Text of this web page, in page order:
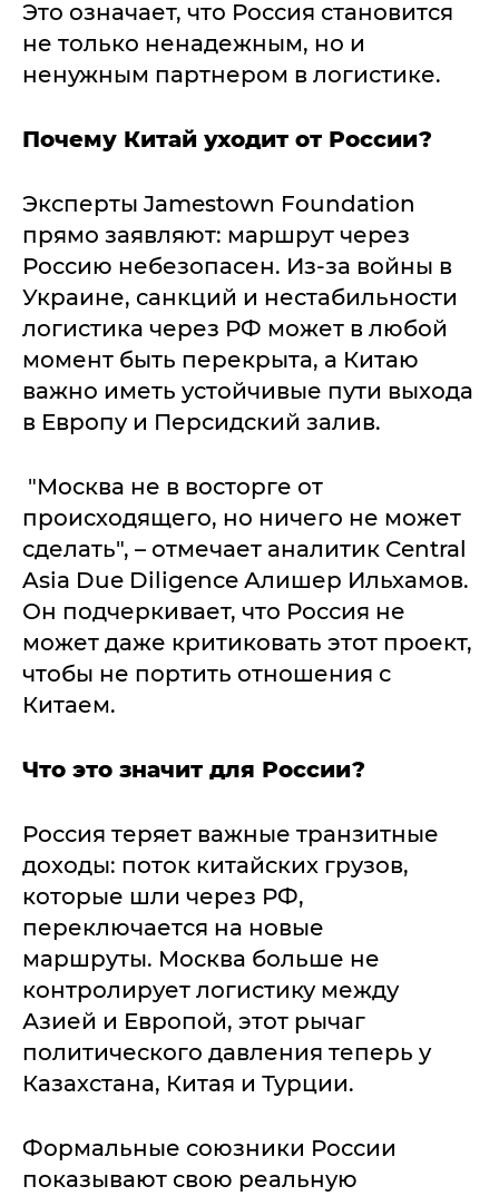
Это означает, что Россия становится
не только ненадежным, но и
ненужным партнером в логистике.
Почему Китай уходит от России?
Эксперты Jamestown Foundation
прямо заявляют: маршрут через
Россию небезопасен. Из-за войны в
Украине, санкций и нестабильности
логистика через РФ может в любой
момент быть перекрыта, а Китаю
важно иметь устойчивые пути выхода
в Европу и Персидский залив.
"Москва не в восторге от
происходящего, но ничего не может
сделать", – отмечает аналитик Central
Asia Due Diligence Алишер Ильхамов.
Он подчеркивает, что Россия не
может даже критиковать этот проект,
чтобы не портить отношения с
Китаем.
Что это значит для России?
Россия теряет важные транзитные
доходы: поток китайских грузов,
которые шли через РФ,
переключается на новые
маршруты. Москва больше не
контролирует логистику между
Азией и Европой, этот рычаг
политического давления теперь у
Казахстана, Китая и Турции.
Формальные союзники России
показывают свою реальную